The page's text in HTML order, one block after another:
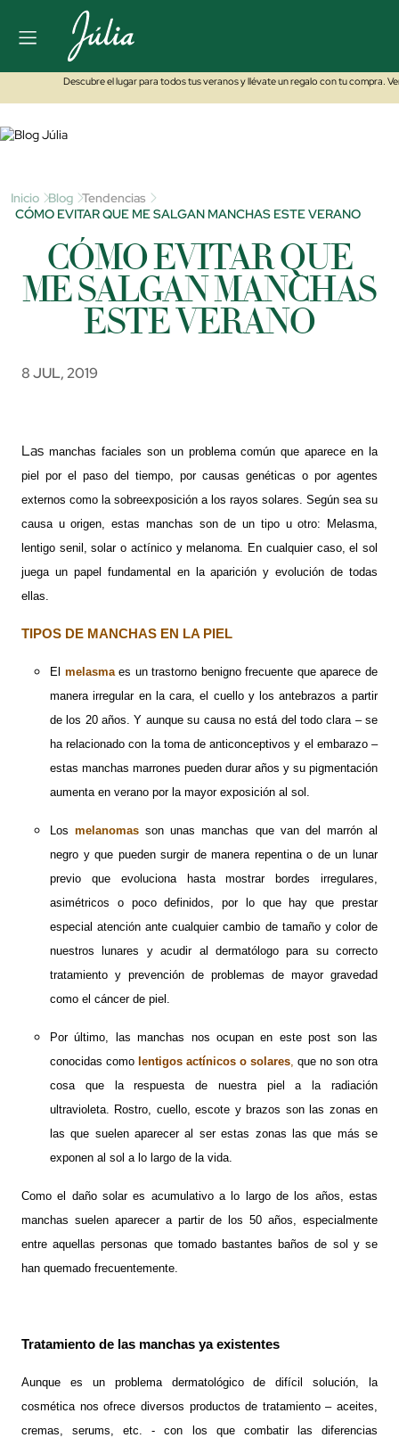
Descubre el lugar para todos tus veranos y llévate un regalo con tu compra.
Inicio Blog Tendencias
CÓMO EVITAR QUE ME SALGAN MANCHAS ESTE VERANO
CÓMO EVITAR QUE
ME SALGAN MANCHAS
ESTE VERANO
8 JUL, 2019
Las manchas faciales son un problema común que aparece en la
piel por el paso del tiempo, por causas genéticas o por agentes
externos como la sobreexposición a los rayos solares. Según sea su
causa u origen, estas manchas son de un tipo u otro: Melasma,
lentigo senil, solar o actínico y melanoma. En cualquier caso, el sol
juega un papel fundamental en la aparición y evolución de todas
ellas.
TIPOS DE MANCHAS EN LA PIEL
El melasmaes un trastorno benigno frecuente que aparece de
manera irregular en la cara, el cuello y los antebrazos a partir
de los 20 años. Y aunque su causa no está del todo clara – se
ha relacionado con la toma de anticonceptivos y el embarazo –
estas manchas marrones pueden durar años y su pigmentación
aumenta en verano por la mayor exposición al sol.
Losmelanomas son unas manchas que van del marrón al
negro y que pueden surgir de manera repentina o de un lunar
previo que evoluciona hasta mostrar bordes irregulares,
asimétricos o poco definidos, por lo que hay que prestar
especial atención ante cualquier cambio de tamaño y color de
nuestros lunares y acudir al dermatólogo para su correcto
tratamiento y prevención de problemas de mayor gravedad
como el cáncer de piel.
Por último, las manchas nos ocupan en este post son las
conocidas como lentigos actínicos o solares que no son otra
cosa que la respuesta de nuestra piel a la radiación
ultravioleta. Rostro, cuello, escote y brazos son las zonas en
las que suelen aparecer al ser estas zonas las que más se
exponen al sol a lo largo de la vida.
Como el daño solar es acumulativo a lo largo de los años, estas
manchas suelen aparecer a partir de los 50 años, especialmente
entre aquellas personas que tomado bastantes baños de sol y se
han quemado frecuentemente.
Tratamiento de las manchas ya existentes
Aunque es un problema dermatológico de difícil solución, la
cosmética nos ofrece diversos productos de tratamiento – aceites,
cremas, serums, etc. - con los que combatir las diferencias